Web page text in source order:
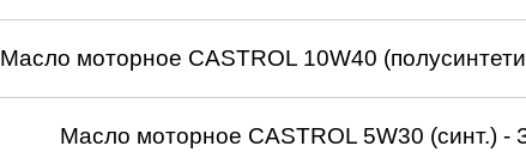
Масло моторное CASTROL 10W40
Масло моторное CASTROL 5W30 (синт.) -